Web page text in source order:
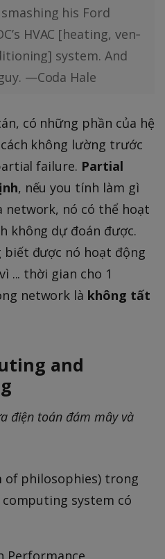
his Ford
HVAC [heating, ven‐
system. And
—Coda Hale
có những phần của hệ
không lường trước
failure. Partial
, nếu you tính làm gì
network, nó có thể hoạt
không dự đoán được.
biết được nó hoạt động
... thời gian cho 1
network là không tất
and
điện toán đám mây và
philosophies) trong
system có
Performance